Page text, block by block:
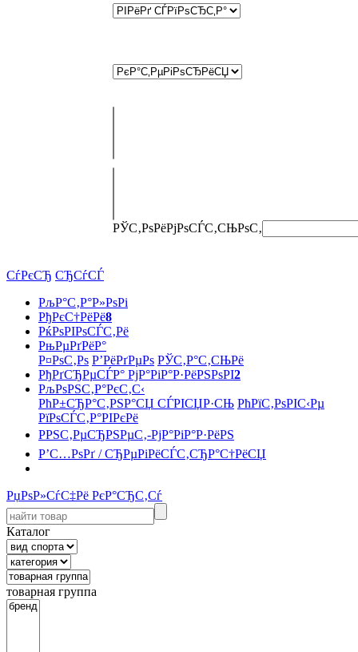
РЎС‚РѕРёРјРѕСЃС‚СЊРѕС‚
СѓРєСЂ СЂСѓСЃ
РљР°С‚Р°Р»РѕРі
РђРєС†РёРё8
РќРѕРІРѕСЃС‚Рё
РњРµРґРёР°
Р¤РѕС‚Рѕ Р’РёРґРµРѕ РЎС‚Р°С‚СЊРё
РђРґСЂРµСЃР° РјР°РіР°Р·РёРЅРѕРІ2
РљРѕРЅС‚Р°РєС‚С‹
РћР±СЂР°С‚РЅР°СЏ СЃРІСЏР·СЊ РћРїС‚РѕРІС‹Рµ
РїРѕСЃС‚Р°РІРєРё
РРЅС‚РµСЂРЅРµС‚-РјР°РіР°Р·РёРЅ
Р’С…РѕРґ / СЂРµРіРёСЃС‚СЂР°С†РёСЏ
РџРѕР»СѓС‡Рё РєР°СЂС‚Сѓ
Каталог
товарная группа